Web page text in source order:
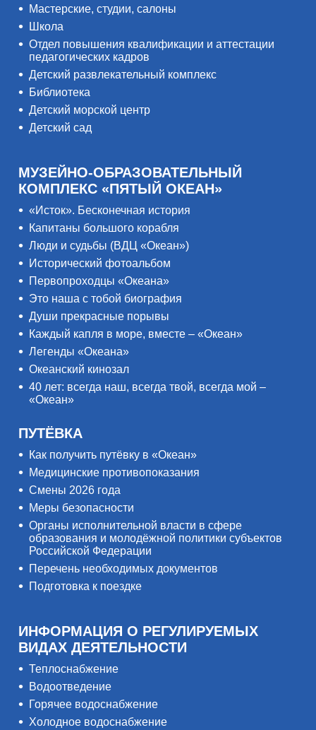
Мастерские, студии, салоны
Школа
Отдел повышения квалификации и аттестации
педагогических кадров
Детский развлекательный комплекс
Библиотека
Детский морской центр
Детский сад
МУЗЕЙНО-ОБРАЗОВАТЕЛЬНЫЙ
КОМПЛЕКС «ПЯТЫЙ ОКЕАН»
«Исток». Бесконечная история
Капитаны большого корабля
Люди и судьбы (ВДЦ «Океан»)
Исторический фотоальбом
Первопроходцы «Океана»
Это наша с тобой биография
Души прекрасные порывы
Каждый капля в море, вместе – «Океан»
Легенды «Океана»
Океанский кинозал
40 лет: всегда наш, всегда твой, всегда мой –
«Океан»
ПУТЁВКА
Как получить путёвку в «Океан»
Медицинские противопоказания
Смены 2026 года
Меры безопасности
Органы исполнительной власти в сфере
образования и молодёжной политики субъектов
Российской Федерации
Перечень необходимых документов
Подготовка к поездке
ИНФОРМАЦИЯ О РЕГУЛИРУЕМЫХ
ВИДАХ ДЕЯТЕЛЬНОСТИ
Теплоснабжение
Водоотведение
Горячее водоснабжение
Холодное водоснабжение